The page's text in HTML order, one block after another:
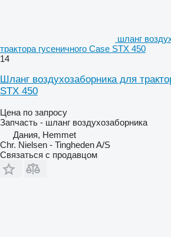
шланг
трактора гусеничного Case STX 450
14
Шланг воздухозаборника для
STX 450
Цена по запросу
Запчасть - шланг воздухозаборника
Дания, Hemmet
Chr. Nielsen - Tingheden A/S
Связаться с продавцом